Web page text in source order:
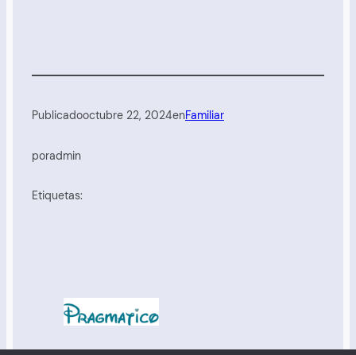
Publicadooctubre 22, 2024enFamiliar
poradmin
Etiquetas: